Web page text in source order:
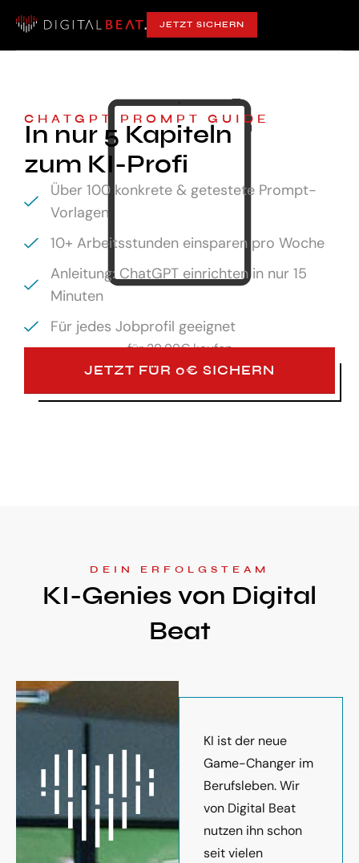
JETZT SICHERN
CHATGPT PROMPT GUIDE
In nur 5 Kapiteln
zum KI-Profi
Über 100 konkrete & getestete Prompt-
Vorlagen
10+ Arbeitsstunden einsparen pro Woche
Anleitung: ChatGPT einrichten in nur 15
Minuten
Für jedes Jobprofil geeignet
für29,99€ kaufen
JETZT FÜR 0€ SICHERN
DEIN ERFOLGSTEAM
KI-Genies von Digital
Beat
KI ist der neue
Game-Changer im
Berufsleben. Wir
von Digital Beat
nutzen ihn schon
seit vielen